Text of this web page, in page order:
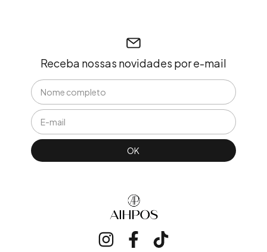
Receba nossas novidades por e-mail